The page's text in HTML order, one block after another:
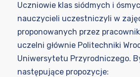
Uczniowie klas siódmych i
nauczycieli uczestniczyli w
proponowanych przez
uczelni głównie Politechniki
Uniwersytetu Przyrodniczego.
następujące propozycje: